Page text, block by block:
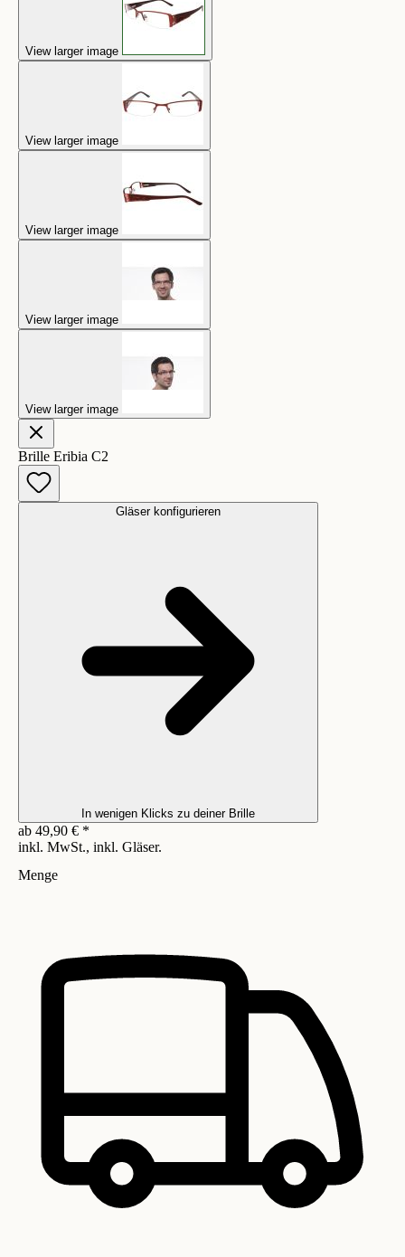
View larger image
View larger image
View larger image
View larger image
View larger image
Brille Eribia C2
Gläser konfigurieren
In wenigen Klicks zu deiner Brille
ab 49,90 € *
inkl. MwSt., inkl. Gläser.
Menge